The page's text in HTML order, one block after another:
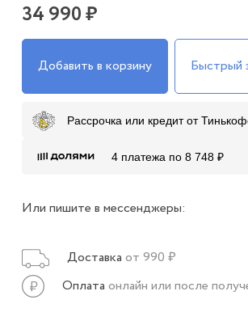
34 990 ₽
Добавить в корзину Быстрый
Рассрочка или кредит от
4 платежа по 8 748 ₽
Или пишите в мессенджеры:
Доставка от 990 ₽
Оплата онлайн или после